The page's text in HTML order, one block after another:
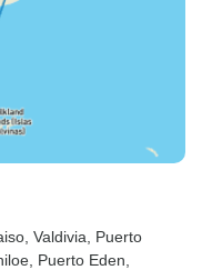
, Valdivia , Puerto
, Puerto Eden